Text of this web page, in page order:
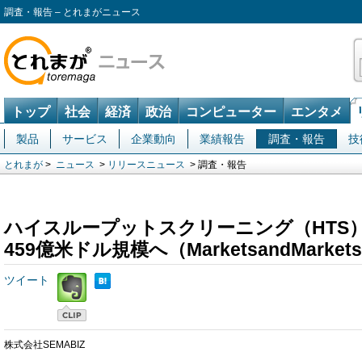
調査・報告 – とれまがニュース
トップ 社会 経済 政治 コンピューター エンタメ
製品 サービス 企業動向 業績報告 調査・報告 技
とれまが > ニュース > リリースニュース > 調査・報告
ハイスループットスクリーニング（HTS
459億米ドル規模へ（
ツイート
株式会社SEMABIZ